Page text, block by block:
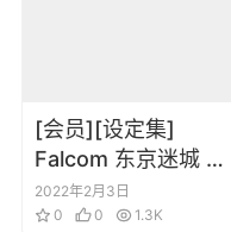
[会员][设定集]
Falcom 东京迷城 东
京XANADO PSV限定
官方设定资料集
2022年2月3日
0
0 1.3K